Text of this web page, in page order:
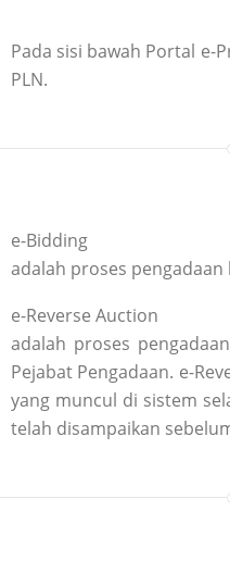
Pada sisi bawah Portal e-
PLN.
e-Bidding
adalah proses
e-Reverse Auction
adalah proses
Pejabat Pengadaan. e-
yang muncul di sistem
telah disampaikan